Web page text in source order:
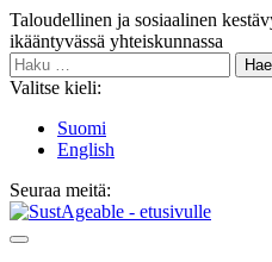
Siirry
sisältöön
Taloudellinen ja sosiaalinen
ikääntyvässä yhteiskunnassa
Haku:
Valitse kieli:
Suomi
English
Seuraa meitä:
Bluesky
Main